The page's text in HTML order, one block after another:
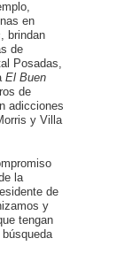
en
, brindan
de
Posadas,
El Buen
de
adicciones
y Villa
la
de
y
tengan